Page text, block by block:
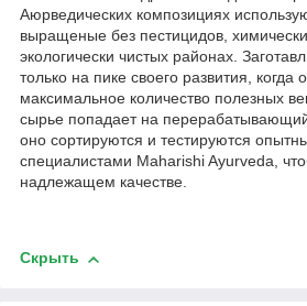
Аюрведических композициях
выращеные без пестицидов,
экологически чистых районах.
только на пике своего развития, когда
максимальное количество полезных
сырье попадает на
оно сортируются и тестируются
специалистами Maharishi Ayurveda,
надлежащем качестве.
Скрыть